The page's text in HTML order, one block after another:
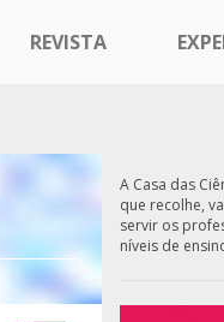
REVISTA
A Casa das
que recolhe,
servir os
níveis de